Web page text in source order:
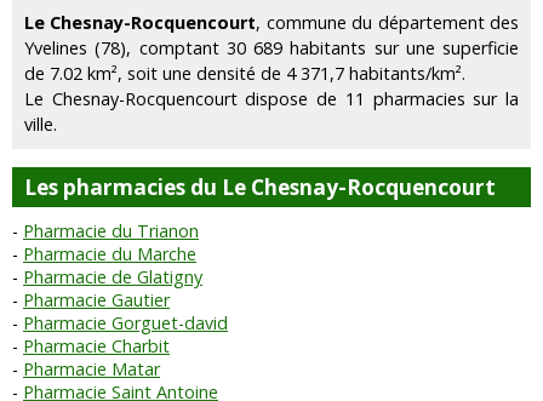
Le Chesnay-Rocquencourt, commune du département des
Yvelines (78), comptant 30 689 habitants sur une superficie
de 7.02 km², soit une densité de 4 371,7 habitants/km².
Le Chesnay-Rocquencourt dispose de 11 pharmacies sur la
ville.
Les pharmacies du Le Chesnay-Rocquencourt
Pharmacie du Trianon
Pharmacie du Marche
Pharmacie de Glatigny
Pharmacie Gautier
Pharmacie Gorguet-david
Pharmacie Charbit
Pharmacie Matar
Pharmacie Saint Antoine